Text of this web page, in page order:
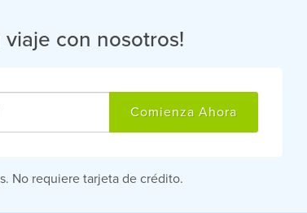
viaje con nosotros!
Comienza Ahora
No requiere tarjeta de crédito.